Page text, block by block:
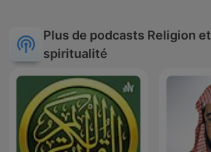
Plus de podcasts Religion et
spiritualité